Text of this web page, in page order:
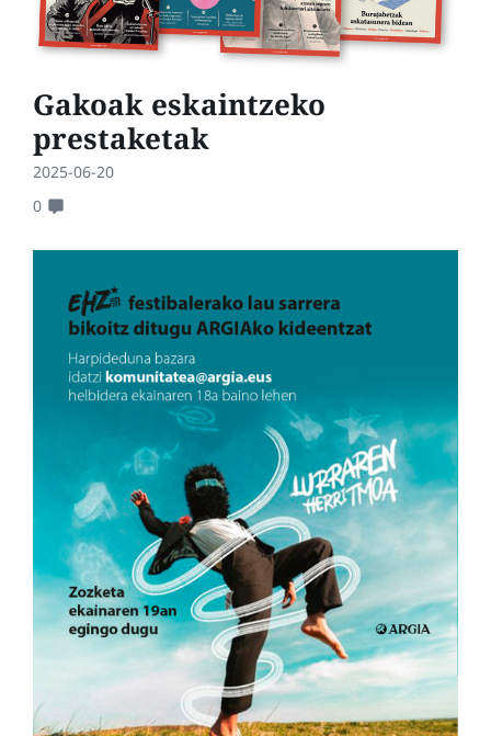
Gakoak eskaintzeko
prestaketak
2025-06-20
0